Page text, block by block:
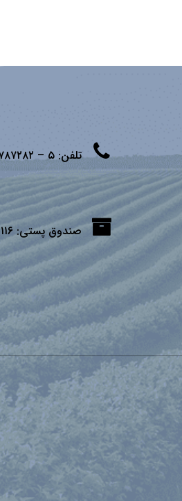
تلفن:۵ – ۴۴۷۸۷۲۸۲ – ۰۲۱
صندوق پستی:۱۱۶-۱۳۱۸۵